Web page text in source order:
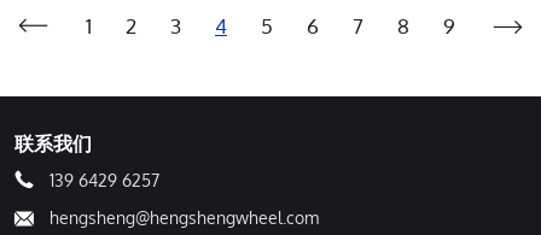
1 2 3 4 5 6 7 8 9
联系我们
139 6429 6257
hengsheng@hengshengwheel.com